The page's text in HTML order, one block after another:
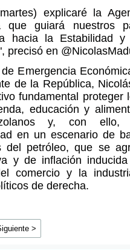
explicaré la
que guiará nuestros
hacia la Estabilidad y
precisó en
Emergencia
de la República,
fundamental proteger
educación y
y, con ello,
en un escenario de
del petróleo, que se
y de inflación
comercio y la
de derecha.
>